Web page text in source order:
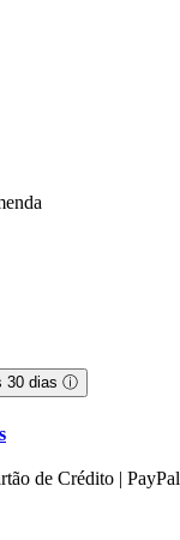
30 dias ⓘ
de Crédito | PayPal